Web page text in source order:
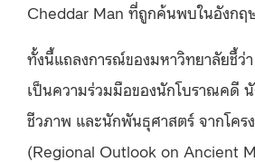
Cheddar Man ที่ถูกค้นพบในอังกฤ
ทั้งนี้แถลงการณ์ของมหาวิทยาลัยชี้ว่
เป็นความร่วมมือของนักโบราณคดี
ชีวภาพ และนักพันธุศาสตร์ จากโคร
(Regional Outlook on Ancient